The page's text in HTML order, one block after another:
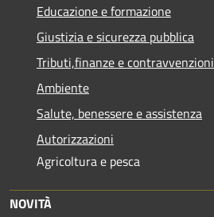
Educazione e formazione
Giustizia e sicurezza pubblica
Tributi,finanze e contravvenzioni
Ambiente
Salute, benessere e assistenza
Autorizzazioni
Agricoltura e pesca
NOVITÀ